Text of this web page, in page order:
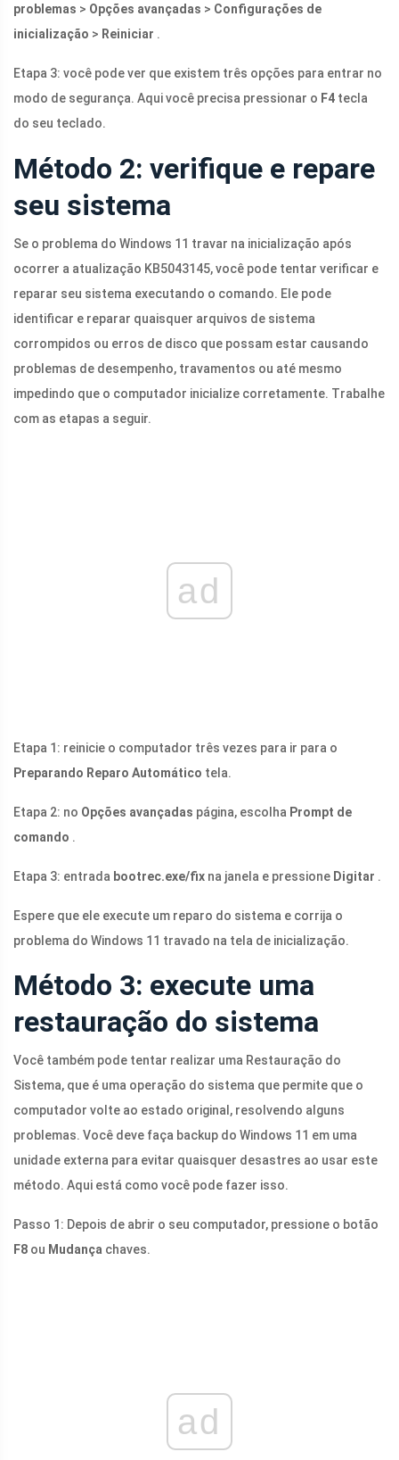
problemas > Opções avançadas > Configurações de
inicialização > Reiniciar .
Etapa 3: você pode ver que existem três opções para entrar no
modo de segurança. Aqui você precisa pressionar o F4 tecla
do seu teclado.
Método 2: verifique e repare
seu sistema
Se o problema do Windows 11 travar na inicialização após
ocorrer a atualização KB5043145, você pode tentar verificar e
reparar seu sistema executando o comando. Ele pode
identificar e reparar quaisquer arquivos de sistema
corrompidos ou erros de disco que possam estar causando
problemas de desempenho, travamentos ou até mesmo
impedindo que o computador inicialize corretamente. Trabalhe
com as etapas a seguir.
ad
Etapa 1: reinicie o computador três vezes para ir para o
Preparando Reparo Automático tela.
Etapa 2: no Opções avançadas página, escolha Prompt de
comando .
Etapa 3: entrada bootrec.exe/fix na janela e pressione Digitar .
Espere que ele execute um reparo do sistema e corrija o
problema do Windows 11 travado na tela de inicialização.
Método 3: execute uma
restauração do sistema
Você também pode tentar realizar uma Restauração do
Sistema, que é uma operação do sistema que permite que o
computador volte ao estado original, resolvendo alguns
problemas. Você deve faça backup do Windows 11 em uma
unidade externa para evitar quaisquer desastres ao usar este
método. Aqui está como você pode fazer isso.
Passo 1: Depois de abrir o seu computador, pressione o botão
F8 ou Mudança chaves.
ad